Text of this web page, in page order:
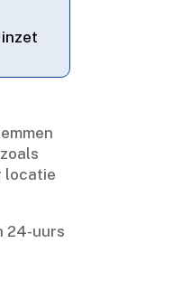
locatie
24-uurs